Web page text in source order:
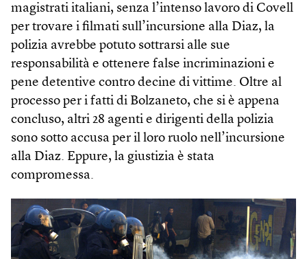
magistrati italiani, senza l’intenso lavoro di Covell
per trovare i filmati sull’incursione alla Diaz, la
polizia avrebbe potuto sottrarsi alle sue
responsabilità e ottenere false incriminazioni e
pene detentive contro decine di vittime. Oltre al
processo per i fatti di Bolzaneto, che si è appena
concluso, altri 28 agenti e dirigenti della polizia
sono sotto accusa per il loro ruolo nell’incursione
alla Diaz. Eppure, la giustizia è stata
compromessa.